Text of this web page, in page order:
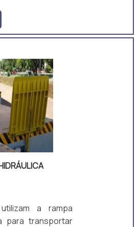
por perfis
A estrutura é
através de
e (b)
a rampa
para transportar